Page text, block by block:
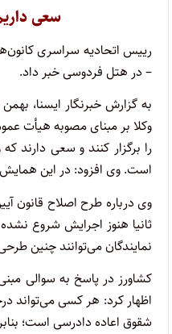
سعی
– در هتل فردوسی خبر داد.
به گزارش خبرنگار ایسنا،
وکلا بر مبنای مصوبه هیأت
را برگزار کنند و سعی
است. وی افزود: در این همایش
ثانیا هنوز اجرایش شروع
نمایندگان می‌توانند چنین
شقوق اعاده دادرسی است؛